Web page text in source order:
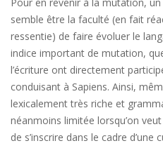
semble être la faculté (en fait
ressentie) de faire évoluer le
indice important de mutation,
l’écriture ont directement
conduisant à Sapiens. Ainsi,
lexicalement très riche et
néanmoins limitée lorsqu’on
de s’inscrire dans le cadre